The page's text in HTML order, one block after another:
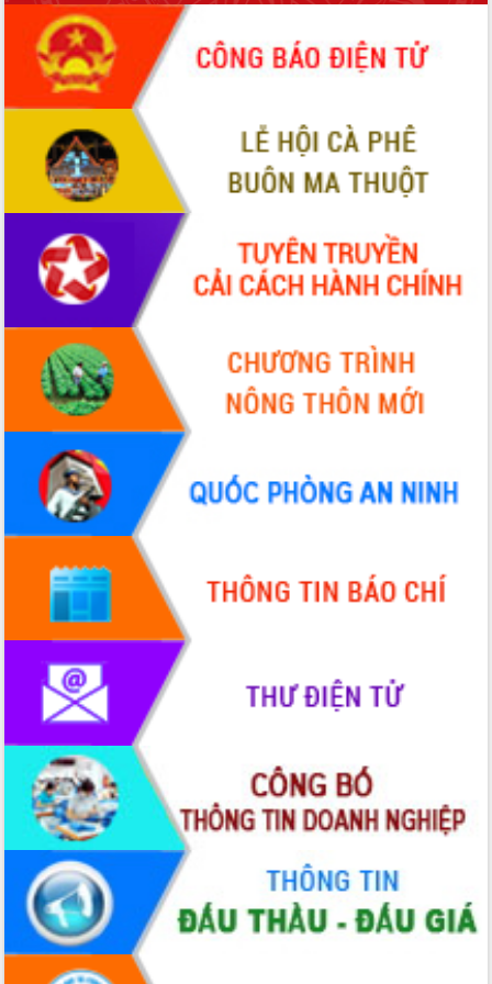
món ăn từ sầu riêng
Đắk Lắk công bố Quy hoạch và xúc
tiến đầu tư tỉnh
Ngành cá ngừ Đắk Lắk chủ động thích
ứng để giữ vững thị trường xuất khẩu
Diễn đàn Kinh tế tư nhân Việt Nam đột
phá cơ chế - Hợp tác công tư
Đề án 06 tạo bước ngoặt đột phá trong
cải cách hành chính tỉnh Đắk Lắk
Kết nối tour, đẩy mạnh chuyển đổi số
để phát triển du lịch Đắk Lắk
Khởi động Dự án Đầu tư xây dựng hạ
tầng kỹ thuật Cụm công nghiệp Tân
Tiến
Gặp mặt các cơ quan báo chí nhân Kỷ
niệm 101 năm Ngày Báo chí Cách
mạng Việt Nam
Đắk Lắk sơ kết 4 năm triển khai thực
hiện Đề án 06 của Chính phủ
Họp báo thông tin về Hội nghị Công bố
Quy hoạch và Xúc tiến đầu tư tỉnh Đắk
Khơi thông điểm nghẽn, đẩy nhanh
giải ngân vốn khắc phục thiên tai
HĐND tỉnh thông qua điều chỉnh Quy
hoạch tỉnh thời kỳ 2021-2030
Hội thảo góp ý hồ sơ điều chỉnh quy
hoạch tỉnh Đắk Lắk thời kỳ 2021-2030,
tầm nhìn đến năm 2050
Nâng cao hiệu quả hoạt động của các
doanh nghiệp nhà nước
Hội nghị triển khai kết nối mạng
truyền số liệu chuyên dùng phục vụ cơ
quan Đảng, Nhà nước
Lễ phát động chuỗi hoạt động chung
tay làm sạch môi trường
Xã Ea Kar bước chuyển mình trong
công tác cải cách hành chính mô hình
mới
UBND tỉnh họp báo định kỳ tháng 4
năm 2026